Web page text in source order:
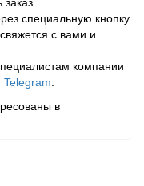
специальную кнопку
с вами и
компании
Telegram
в